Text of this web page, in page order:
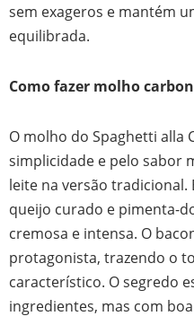
sem exageros e mantém
equilibrada.
Como fazer molho
O molho do Spaghetti alla
simplicidade e pelo sabor
leite na versão tradicional.
queijo curado e pimenta-
cremosa e intensa. O
protagonista, trazendo o
característico. O segredo
ingredientes, mas com